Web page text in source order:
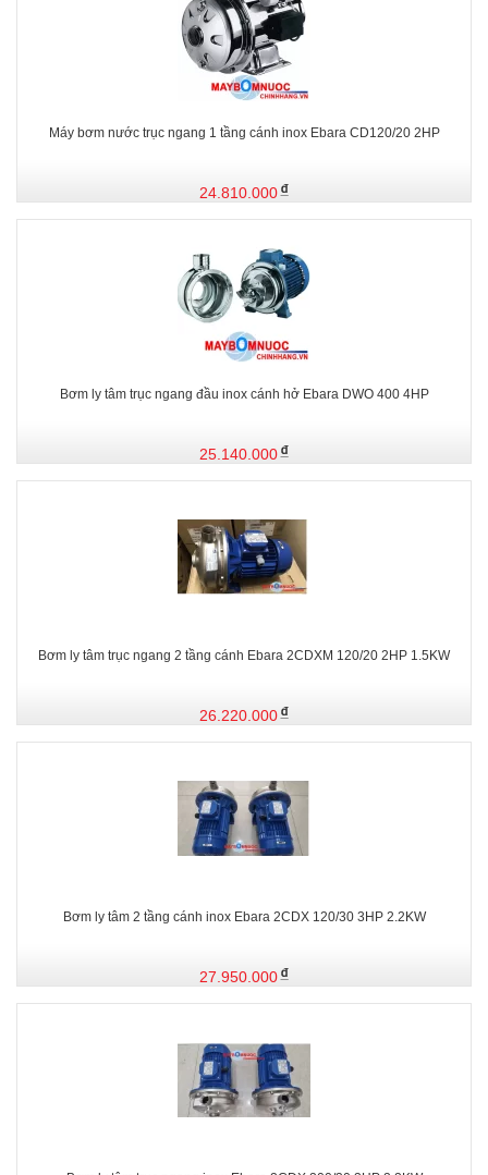
Máy bơm nước trục ngang 1 tầng cánh inox Ebara CD120/20 2HP
24.810.000
Bơm ly tâm trục ngang đầu inox cánh hở Ebara DWO 400 4HP
25.140.000
Bơm ly tâm trục ngang 2 tầng cánh Ebara 2CDXM 120/20 2HP 1.5KW
26.220.000
Bơm ly tâm 2 tầng cánh inox Ebara 2CDX 120/30 3HP 2.2KW
27.950.000